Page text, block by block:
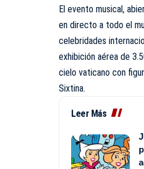
El evento musical,
en directo a todo el
celebridades
exhibición aérea de
cielo vaticano con
Sixtina.
Leer Más